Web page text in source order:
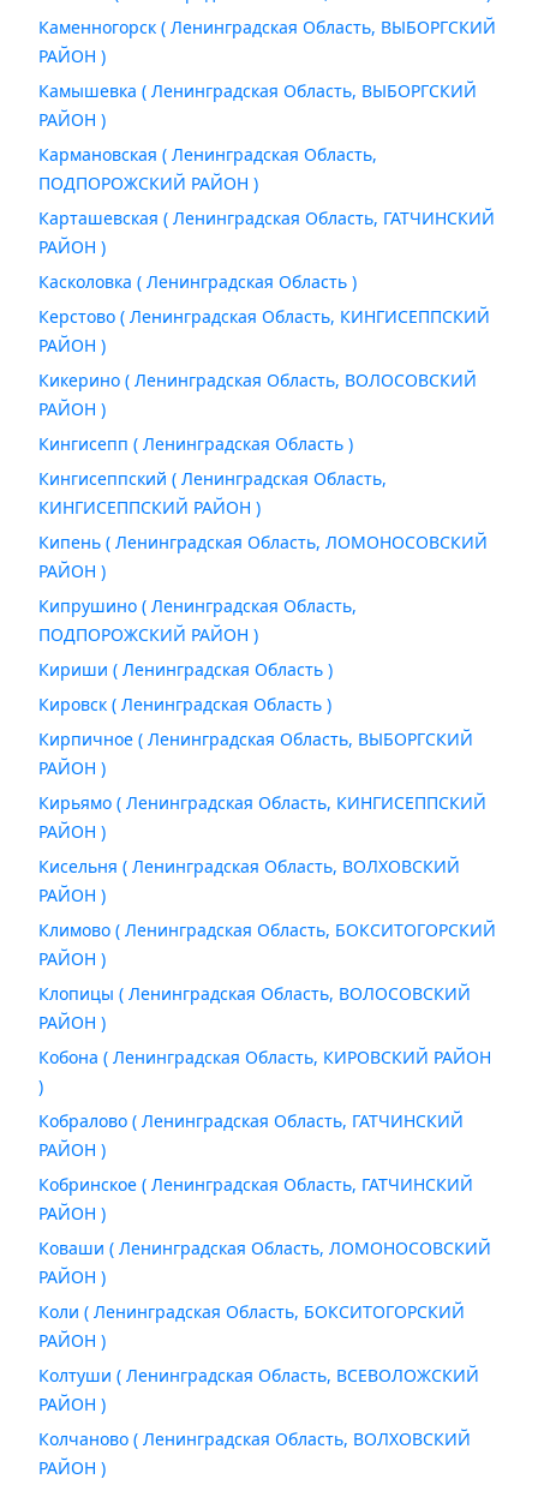
Каменногорск ( Ленинградская Область, ВЫБОРГСКИЙ
РАЙОН )
Камышевка ( Ленинградская Область, ВЫБОРГСКИЙ
РАЙОН )
Кармановская ( Ленинградская Область,
ПОДПОРОЖСКИЙ РАЙОН )
Карташевская ( Ленинградская Область, ГАТЧИНСКИЙ
РАЙОН )
Касколовка ( Ленинградская Область )
Керстово ( Ленинградская Область, КИНГИСЕППСКИЙ
РАЙОН )
Кикерино ( Ленинградская Область, ВОЛОСОВСКИЙ
РАЙОН )
Кингисепп ( Ленинградская Область )
Кингисеппский ( Ленинградская Область,
КИНГИСЕППСКИЙ РАЙОН )
Кипень ( Ленинградская Область, ЛОМОНОСОВСКИЙ
РАЙОН )
Кипрушино ( Ленинградская Область,
ПОДПОРОЖСКИЙ РАЙОН )
Кириши ( Ленинградская Область )
Кировск ( Ленинградская Область )
Кирпичное ( Ленинградская Область, ВЫБОРГСКИЙ
РАЙОН )
Кирьямо ( Ленинградская Область, КИНГИСЕППСКИЙ
РАЙОН )
Кисельня ( Ленинградская Область, ВОЛХОВСКИЙ
РАЙОН )
Климово ( Ленинградская Область, БОКСИТОГОРСКИЙ
РАЙОН )
Клопицы ( Ленинградская Область, ВОЛОСОВСКИЙ
РАЙОН )
Кобона ( Ленинградская Область, КИРОВСКИЙ РАЙОН
)
Кобралово ( Ленинградская Область, ГАТЧИНСКИЙ
РАЙОН )
Кобринское ( Ленинградская Область, ГАТЧИНСКИЙ
РАЙОН )
Коваши ( Ленинградская Область, ЛОМОНОСОВСКИЙ
РАЙОН )
Коли ( Ленинградская Область, БОКСИТОГОРСКИЙ
РАЙОН )
Колтуши ( Ленинградская Область, ВСЕВОЛОЖСКИЙ
РАЙОН )
Колчаново ( Ленинградская Область, ВОЛХОВСКИЙ
РАЙОН )